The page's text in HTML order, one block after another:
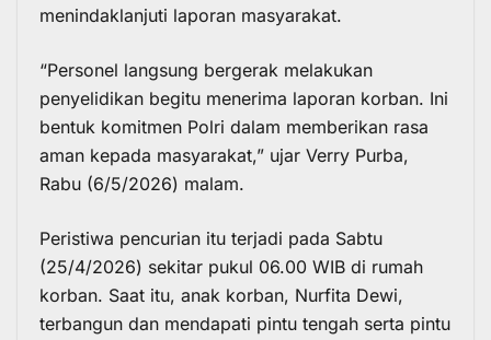
menindaklanjuti laporan masyarakat.
“Personel langsung bergerak melakukan
penyelidikan begitu menerima laporan korban. Ini
bentuk komitmen Polri dalam memberikan rasa
aman kepada masyarakat,” ujar Verry Purba,
Rabu (6/5/2026) malam.
Peristiwa pencurian itu terjadi pada Sabtu
(25/4/2026) sekitar pukul 06.00 WIB di rumah
korban. Saat itu, anak korban, Nurfita Dewi,
terbangun dan mendapati pintu tengah serta pintu